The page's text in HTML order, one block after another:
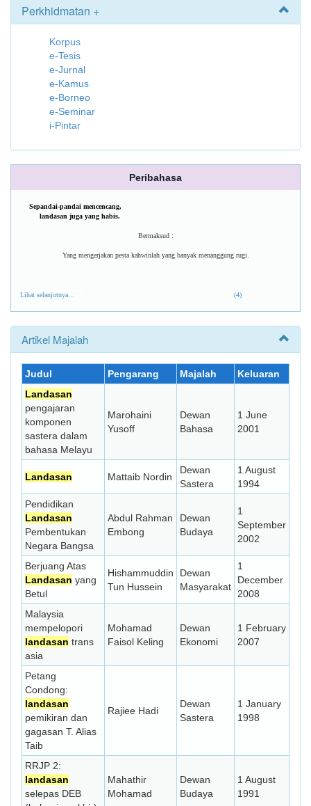
Perkhidmatan +
Korpus
e-Tesis
e-Jurnal
e-Kamus
e-Borneo
e-Seminar
i-Pintar
Peribahasa
Sepandai-pandai mencencang,
landasan juga yang habis.
Bermaksud :
Yang mengerjakan pesta kahwinlah yang banyak menanggung rugi.
Lihat selanjutnya... (4)
Artikel Majalah
Judul Pengarang Majalah
Keluaran
Landasan
pengajaran
komponen
sastera dalam
bahasa Melayu
Marohaini
Yusoff
Dewan
Bahasa
1 June
2001
Landasan Mattaib Nordin
Dewan
Sastera
1 August
1994
Pendidikan
Landasan
Pembentukan
Negara Bangsa
Abdul Rahman
Embong
Dewan
Budaya
1
September
2002
Berjuang Atas
Landasan yang
Betul
Hishammuddin
Tun Hussein
Dewan
Masyarakat
1
December
2008
Malaysia
mempelopori
landasan trans
asia
Mohamad
Faisol Keling
Dewan
Ekonomi
1 February
2007
Petang
Condong:
landasan
pemikiran dan
gagasan T. Alias
Taib
Rajiee Hadi
Dewan
Sastera
1 January
1998
RRJP 2:
landasan
selepas DEB
Mahathir
Mohamad
Dewan
Budaya
1 August
1991